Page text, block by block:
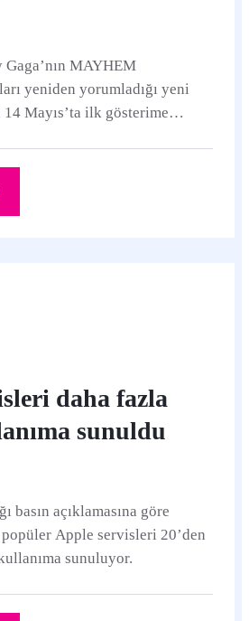
MAYHEM
yeniden yorumladığı yeni
Mayıs’ta ilk gösterime
daha fazla
sunuldu
basın açıklamasına göre
Apple servisleri 20’den
sunuluyor.